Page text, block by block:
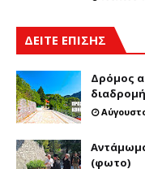
ΔΕΙΤΕ ΕΠΙΣΗΣ
Δρόμος
(φωτο)